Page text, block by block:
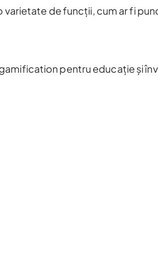
de funcții, cum ar fi
pentru educație și